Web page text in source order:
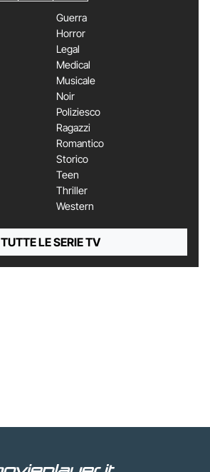
Guerra
Horror
Legal
Medical
Musicale
Noir
Poliziesco
Ragazzi
Romantico
Storico
Teen
Thriller
Western
TUTTE LE SERIE TV